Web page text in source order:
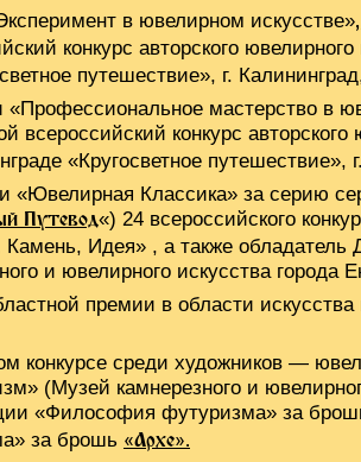
в ювелирном искусстве»
конкурс авторского ювелирного
путешествие», г.
мастерство в
всероссийский конкурс авторского
«Кругосветное путешествие»,
«Ювелирная Классика» за серию
Путевод«) 24 всероссийского
Камень, Идея» , а также
и ювелирного искусства города
премии в области
конкурсе среди художников —
(Музей камнерезного и
«Философия футуризма» за
за брошь «Архе».